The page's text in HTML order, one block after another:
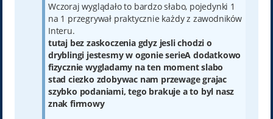
Wczoraj wyglądało to bardzo słabo, pojedynki 1
na 1 przegrywał praktycznie każdy z zawodników
Interu.
tutaj bez zaskoczenia gdyz jesli chodzi o
dryblingi jestesmy w ogonie serieA dodatkowo
fizycznie wygladamy na ten moment slabo
stad ciezko zdobywac nam przewage grajac
szybko podaniami, tego brakuje a to byl nasz
znak firmowy